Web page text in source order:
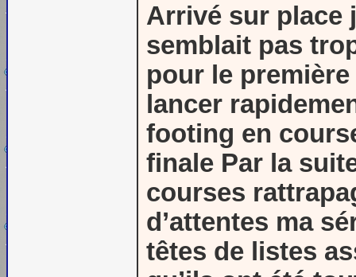
Arrivé sur place
semblait pas
pour le
lancer
footing en
finale Par la
courses
d’attentes ma
têtes de listes